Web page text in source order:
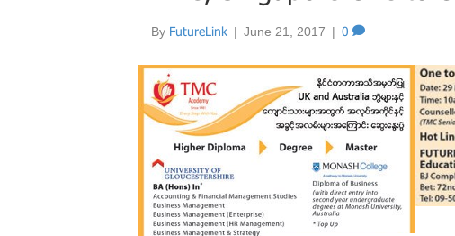
By FutureLink | June 21, 2017 | 0